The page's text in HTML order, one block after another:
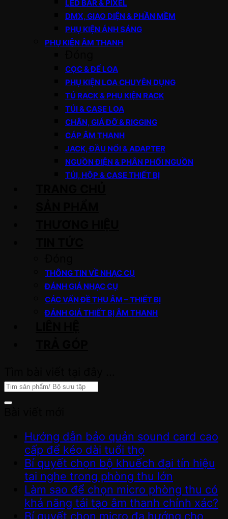
LED BAR & PIXEL
DMX, GIAO DIỆN & PHẦN MỀM
PHỤ KIỆN ÁNH SÁNG
PHỤ KIỆN ÂM THANH
CỌC & ĐẾ LOA
PHỤ KIỆN LOA CHUYÊN DỤNG
TỦ RACK & PHỤ KIỆN RACK
TÚI & CASE LOA
CHÂN, GIÁ ĐỠ & RIGGING
CÁP ÂM THANH
JACK, ĐẦU NỐI & ADAPTER
NGUỒN ĐIỆN & PHÂN PHỐI NGUỒN
TÚI, HỘP & CASE THIẾT BỊ
THÔNG TIN VỀ NHẠC CỤ
ĐÁNH GIÁ NHẠC CỤ
CÁC VẤN ĐỀ THU ÂM – THIẾT BỊ
ĐÁNH GIÁ THIẾT BỊ ÂM THANH
Hướng dẫn bảo quản sound card cao
cấp để kéo dài tuổi thọ
Bí quyết chọn bộ khuếch đại tín hiệu
tai nghe trong phòng thu lớn
Làm sao để chọn micro phòng thu có
khả năng tái tạo âm thanh chính xác?
Bí quyết chọn micro đa hướng cho